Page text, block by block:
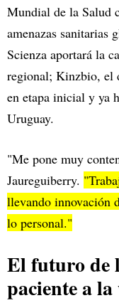
Mundial de la Salud
amenazas sanitarias
Scienza aportará la
regional; Kinzbio, el
en etapa inicial y ya
Uruguay.
"Me pone muy
Jaureguiberry.
llevando innovación
lo personal."
El futuro de
paciente a la